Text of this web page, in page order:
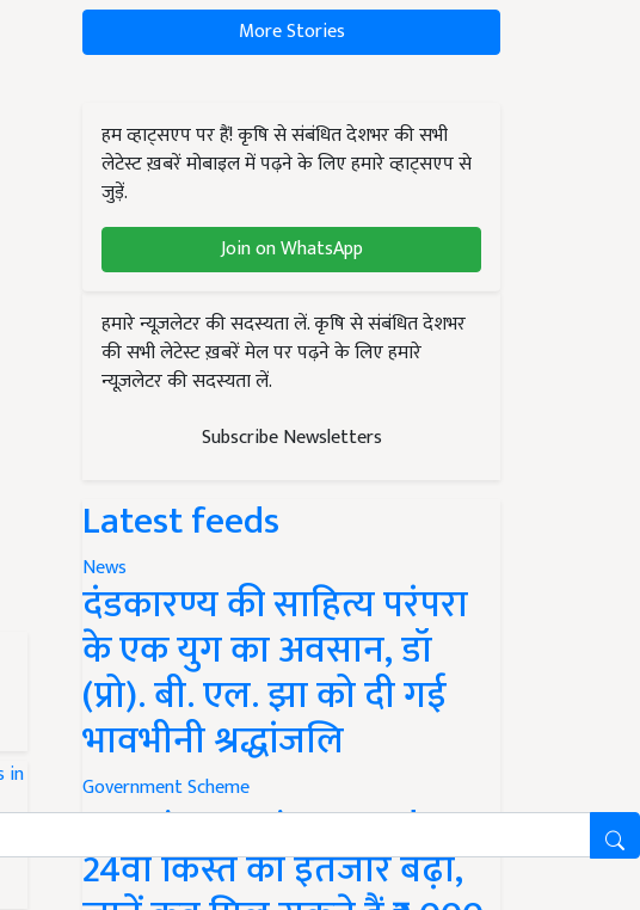
More Stories
हम व्हाट्सएप पर हैं! कृषि से संबंधित देशभर की सभी
लेटेस्ट ख़बरें मोबाइल में पढ़ने के लिए हमारे व्हाट्सएप से
जुड़ें.
Join on WhatsApp
हमारे न्यूज़लेटर की सदस्यता लें. कृषि से संबंधित देशभर
की सभी लेटेस्ट ख़बरें मेल पर पढ़ने के लिए हमारे
न्यूज़लेटर की सदस्यता लें.
Subscribe Newsletters
Latest feeds
News
दंडकारण्य की साहित्य परंपरा
के एक युग का अवसान, डॉ
(प्रो). बी. एल. झा को दी गई
भावभीनी श्रद्धांजलि
Government Scheme
PM Kisan Yojana Update:
24वीं किस्त का इंतजार बढ़ा,